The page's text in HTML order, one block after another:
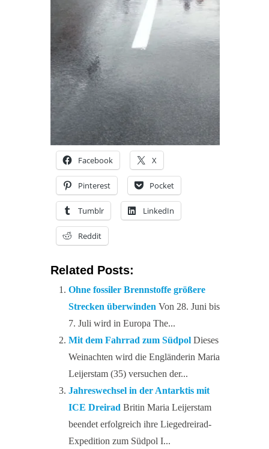
Facebook X
Pinterest Pocket
Tumblr LinkedIn
Reddit
Related Posts:
Ohne fossiler Brennstoffe größere
Strecken überwinden Von 28. Juni bis
7. Juli wird in Europa The...
Mit dem Fahrrad zum Südpol Dieses
Weinachten wird die Engländerin Maria
Leijerstam (35) versuchen der...
Jahreswechsel in der Antarktis mit
ICE Dreirad Britin Maria Leijerstam
beendet erfolgreich ihre Liegedreirad-
Expedition zum Südpol I...